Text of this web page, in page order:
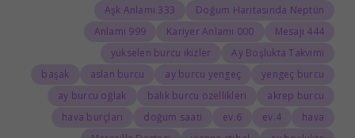
Doğum Haritasında Neptün
333 Aşk Anlamı
444 Mesajı
000 Kariyer Anlamı
999 Anlamı
Ay Boşlukta Takvimi
yükselen burcu ikizler
yengeç burcu
ay burcu yengeç
aslan burcu
başak
akrep burcu
balık burcu özellikleri
ay burcu oğlak
hava
4.ev
6.ev
doğum saati
hava burçları